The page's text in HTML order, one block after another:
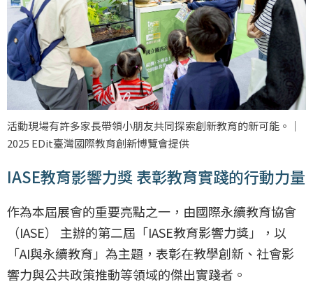
活動現場有許多家長帶領小朋友共同探索創新教育的新可能。｜
2025 EDit臺灣國際教育創新博覽會提供
IASE教育影響力獎 表彰教育實踐的行動力量
作為本屆展會的重要亮點之一，由國際永續教育協會
（IASE） 主辦的第二屆「IASE教育影響力獎」，以
「AI與永續教育」為主題，表彰在教學創新、社會影
響力與公共政策推動等領域的傑出實踐者。